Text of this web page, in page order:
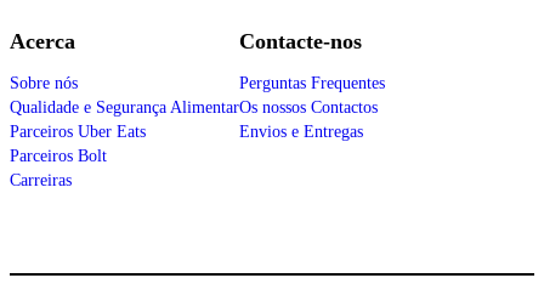
Acerca
Sobre nós
Qualidade e Segurança Alimentar
Parceiros Uber Eats
Parceiros Bolt
Carreiras
Contacte-nos
Perguntas Frequentes
Os nossos Contactos
Envios e Entregas